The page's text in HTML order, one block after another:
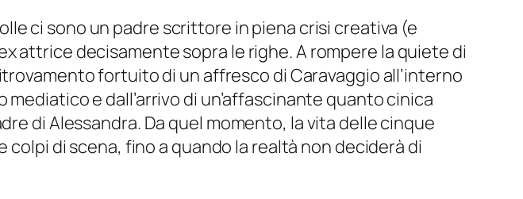
ci sono un padre scrittore in piena crisi creativa (e
attrice decisamente sopra le righe. A rompere la quiete di
fortuito di un affresco di Caravaggio all’interno
e dall’arrivo di un’affascinante quanto cinica
di Alessandra. Da quel momento, la vita delle cinque
colpi di scena, fino a quando la realtà non deciderà di